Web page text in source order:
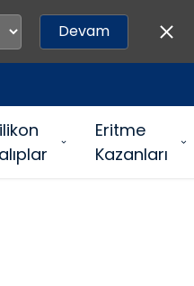
Devam
Eritme
Kazanları